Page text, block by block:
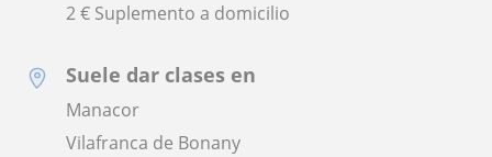
2 € Suplemento a domicilio
Suele dar clases en
Manacor
Vilafranca de Bonany